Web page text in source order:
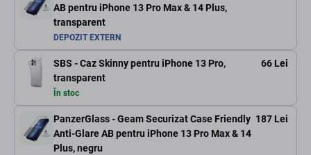
AB pentru iPhone 13 Pro Max & 14 Plus,
transparent
DEPOZIT EXTERN
SBS - Caz Skinny pentru iPhone 13 Pro,
transparent
66 Lei
În stoc
PanzerGlass - Geam Securizat Case Friendly
Anti-Glare AB pentru iPhone 13 Pro Max & 14
Plus, negru
187 Lei